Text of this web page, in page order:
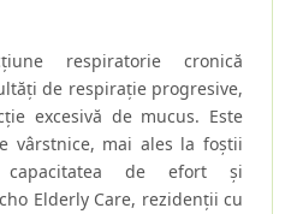
respiratorie cronică
de respirație progresive,
excesivă de mucus. Este
vârstnice, mai ales la foștii
capacitatea de efort și
Elderly Care, rezidenții cu